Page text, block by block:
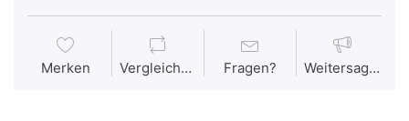
Merken Vergleichen Fragen? Weitersagen